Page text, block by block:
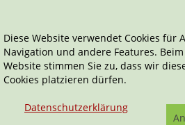
Nicole C. Vosseler
Diese Website verwendet Cookies für
Navigation und andere Features.
Website stimmen Sie zu, dass wir
Cookies platzieren dürfen.
Datenschutzerklärung